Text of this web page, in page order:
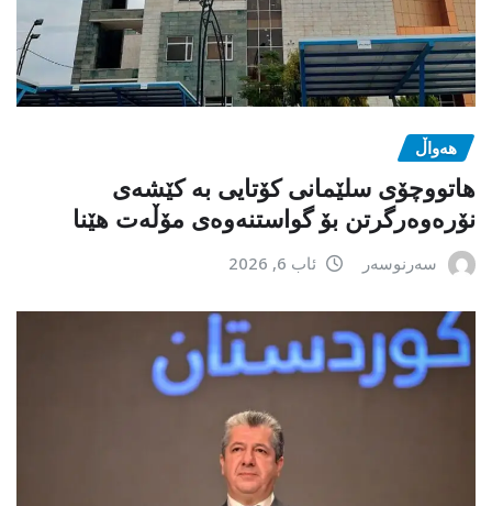
هەواڵ
هاتووچۆی سلێمانی کۆتایی بە کێشەی
نۆرەوەرگرتن بۆ گواستنەوەی مۆڵەت هێنا
سەرنوسەر ئاب 6, 2026